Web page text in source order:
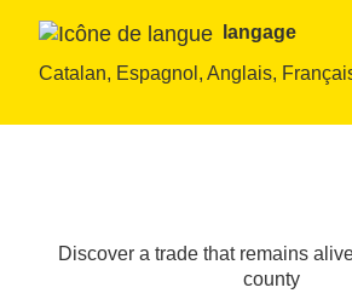
langage
Catalan, Espagnol, Anglais,
Discover a trade that remains
county